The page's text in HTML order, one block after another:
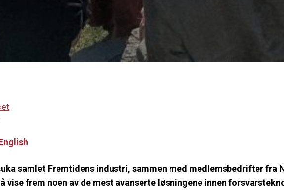
samlet Fremtidens industri, sammen med medlemsbedrifter fra
vise frem noen av de mest avanserte løsningene innen